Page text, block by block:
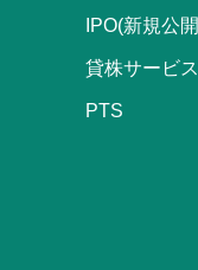
IPO(新規公
貸株サービス
PTS